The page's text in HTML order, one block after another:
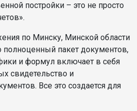
постройки – это не просто
по Минску, Минской области
полноценный пакет документов,
и формул включает в себя
свидетельство и
Все это создается для